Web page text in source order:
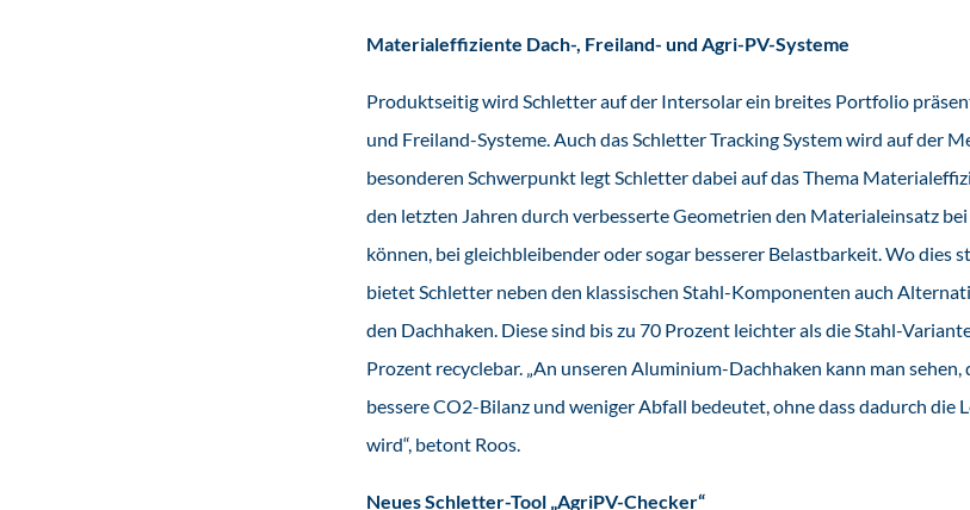
Materialeffiziente Dach-, Freiland- und Agri-PV-Systeme
Produktseitig wird Schletter auf der Intersolar ein breites Portfolio
und Freiland-Systeme. Auch das Schletter Tracking System wird auf der
besonderen Schwerpunkt legt Schletter dabei auf das Thema
den letzten Jahren durch verbesserte Geometrien den Materialeinsatz
können, bei gleichbleibender oder sogar besserer Belastbarkeit. Wo dies
bietet Schletter neben den klassischen Stahl-Komponenten auch
den Dachhaken. Diese sind bis zu 70 Prozent leichter als die Stahl-
Prozent recyclebar. „An unseren Aluminium-Dachhaken kann man
bessere CO2-Bilanz und weniger Abfall bedeutet, ohne dass dadurch
wird“, betont Roos.
Neues Schletter-Tool „AgriPV-Checker“